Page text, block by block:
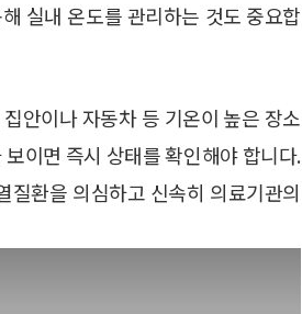
실내 온도를 관리하는 것도 중요합
안이나 자동차 등 기온이 높은 장소
이면 즉시 상태를 확인해야 합니다.
환을 의심하고 신속히 의료기관의